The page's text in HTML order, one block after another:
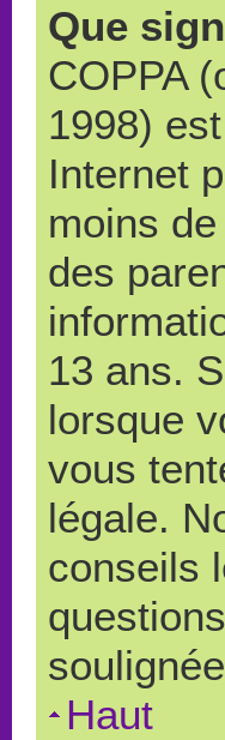
Que
COPPA
1998)
Internet
moins
des
13 ans.
lorsque
vous
légale.
conseils
Haut